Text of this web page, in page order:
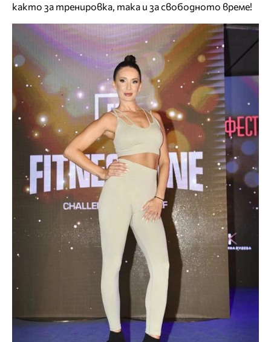
както за тренировка, така и за свободното време!